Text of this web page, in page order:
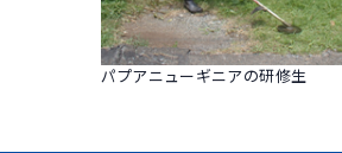
パプアニューギニアの研修生